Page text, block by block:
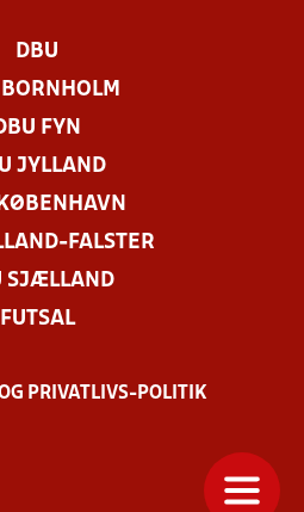
DBU
BORNHOLM
FYN
JYLLAND
FALSTER
SJÆLLAND
FUTSAL
PRIVATLIVS-POLITIK